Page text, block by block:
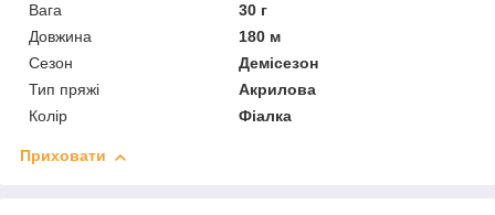
Вага
30 г
Довжина
180 м
Сезон
Демісезон
Тип пряжі
Акрилова
Колір
Фіалка
Приховати